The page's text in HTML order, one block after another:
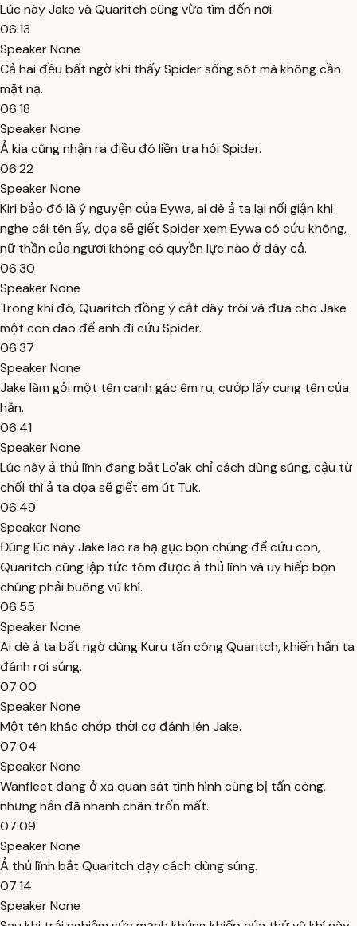
Lúc này Jake và Quaritch cũng vừa tìm đến nơi.
06:13
Speaker None
Cả hai đều bất ngờ khi thấy Spider sống sót mà không cần
mặt nạ.
06:18
Speaker None
Ả kia cũng nhận ra điều đó liền tra hỏi Spider.
06:22
Speaker None
Kiri bảo đó là ý nguyện của Eywa, ai dè ả ta lại nổi giận khi
nghe cái tên ấy, dọa sẽ giết Spider xem Eywa có cứu không,
nữ thần của ngươi không có quyền lực nào ở đây cả.
06:30
Speaker None
Trong khi đó, Quaritch đồng ý cắt dây trói và đưa cho Jake
một con dao để anh đi cứu Spider.
06:37
Speaker None
Jake làm gỏi một tên canh gác êm ru, cướp lấy cung tên của
hắn.
06:41
Speaker None
Lúc này ả thủ lĩnh đang bắt Lo'ak chỉ cách dùng súng, cậu từ
chối thì ả ta dọa sẽ giết em út Tuk.
06:49
Speaker None
Đúng lúc này Jake lao ra hạ gục bọn chúng để cứu con,
Quaritch cũng lập tức tóm được ả thủ lĩnh và uy hiếp bọn
chúng phải buông vũ khí.
06:55
Speaker None
Ai dè ả ta bất ngờ dùng Kuru tấn công Quaritch, khiến hắn ta
đánh rơi súng.
07:00
Speaker None
Một tên khác chớp thời cơ đánh lén Jake.
07:04
Speaker None
Wanfleet đang ở xa quan sát tình hình cũng bị tấn công,
nhưng hắn đã nhanh chân trốn mất.
07:09
Speaker None
Ả thủ lĩnh bắt Quaritch dạy cách dùng súng.
07:14
Speaker None